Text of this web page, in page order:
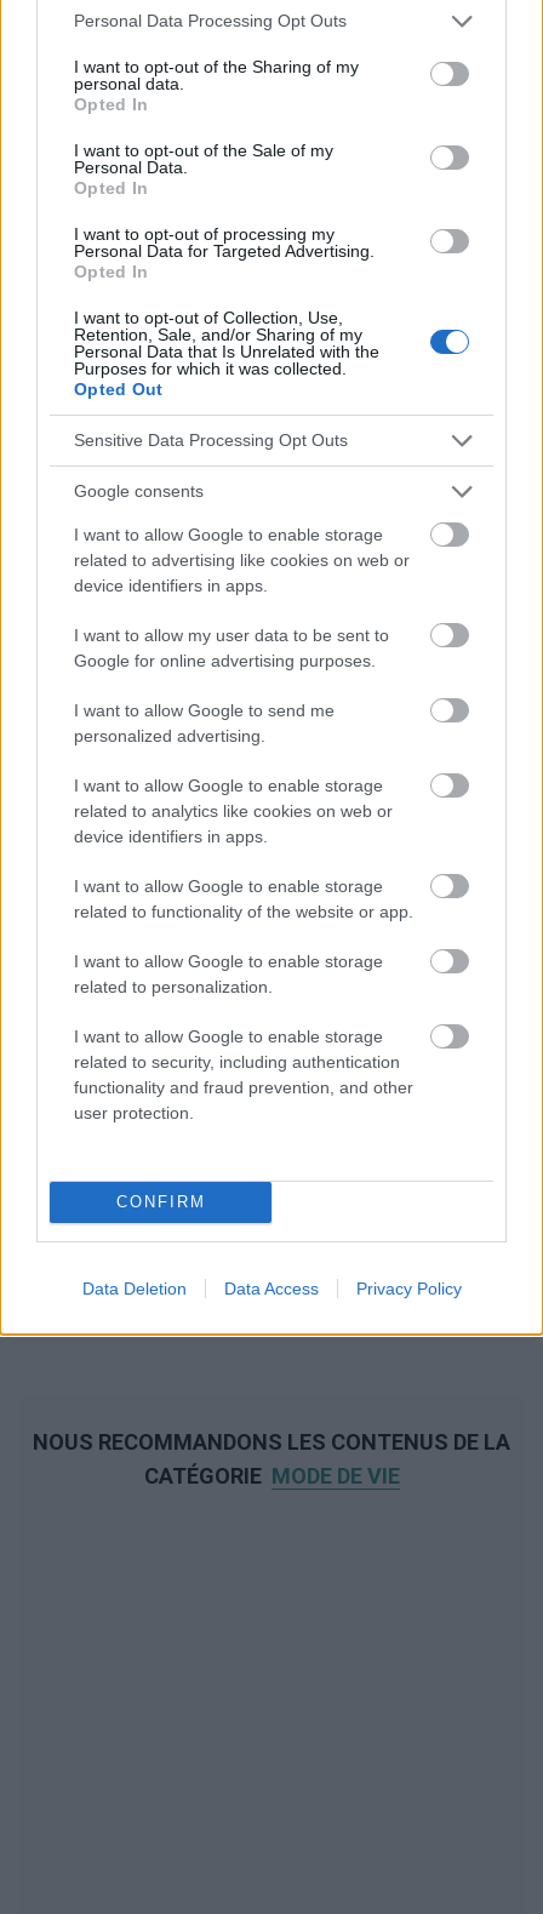
Please note that this website/app uses one or more Google
not limited to your visit or usage behaviour. You may click to
grant or deny consent to Google and its third-party tags to
use your data for below specified purposes in below Google
consent section.
Personal Data Processing Opt Outs
I want to opt-out of the Sharing of my
personal data.
Opted In
I want to opt-out of the Sale of my
Personal Data.
Opted In
I want to opt-out of processing my
Personal Data for Targeted Advertising.
Opted In
I want to opt-out of Collection, Use,
Retention, Sale, and/or Sharing of my
Personal Data that Is Unrelated with the
Purposes for which it was collected.
Opted Out
Sensitive Data Processing Opt Outs
Google consents
I want to allow Google to enable storage
related to advertising like cookies on web or
device identifiers in apps.
I want to allow my user data to be sent to
Google for online advertising purposes.
I want to allow Google to send me
personalized advertising.
I want to allow Google to enable storage
related to analytics like cookies on web or
device identifiers in apps.
I want to allow Google to enable storage
related to functionality of the website or app.
I want to allow Google to enable storage
related to personalization.
I want to allow Google to enable storage
related to security, including authentication
functionality and fraud prevention, and other
user protection.
CONFIRM
Data Deletion Data Access Privacy Policy
Prestations sociales
Santé des os Santé mentale
Voir aussi en
Le contenu et les documents de ce site Web sont éducatifs et
informatifs. L'éditeur et les éditeurs du site ne sont pas
conseils et astuces contenus dans le site, vous devez
NOUS RECOMMANDONS LES CONTENUS DE LA
CATÉGORIE MODE DE VIE